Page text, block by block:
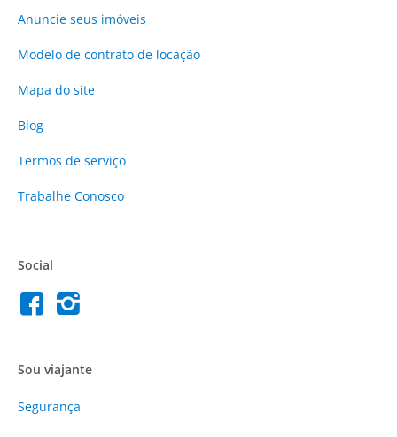
Anuncie seus imóveis
Modelo de contrato de locação
Mapa do site
Blog
Termos de serviço
Trabalhe Conosco
Social
Sou viajante
Segurança